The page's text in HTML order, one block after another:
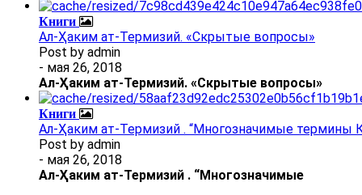
Книги
Ал-Ҳаким ат-Термизий. «Скрытые вопросы»
Post by admin
- мая 26, 2018
Ал-Ҳаким ат-Термизий. «Скрытые вопросы»
Книги
Ал-Ҳаким ат-Термизий . “Многозначимые термины
Post by admin
- мая 26, 2018
Ал-Ҳаким ат-Термизий . “Многозначимые